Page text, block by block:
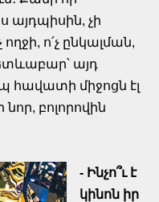
այդպիսին, չի
ողջի, ո՛չ ընկալման,
այդ
հավատի միջոցն էլ
բոլորովին
- Ինչո՞ւ է
կինոն իր